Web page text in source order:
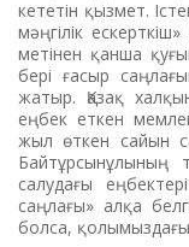
ке­тетін қызмет.
мәң­гілік
метінен қанша
бері ғасыр
жатыр. Қазақ
еңбек еткен
жыл өткен сайын
Байтұрсынұлы­­ның
салудағы
саңлағы» алқа
болса, қолымыздағы